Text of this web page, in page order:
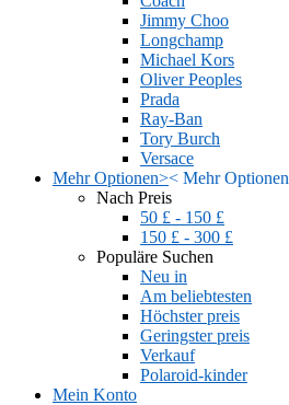
Jimmy Choo
Longchamp
Michael Kors
Oliver Peoples
Prada
Ray-Ban
Tory Burch
Versace
Mehr Optionen>< Mehr Optionen
Nach Preis
50 £ - 150 £
150 £ - 300 £
Populäre Suchen
Neu in
Am beliebtesten
Höchster preis
Geringster preis
Verkauf
Polaroid-kinder
Mein Konto